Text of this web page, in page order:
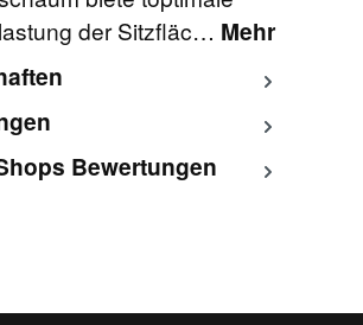
der Sitzfläc… Mehr
Bewertungen